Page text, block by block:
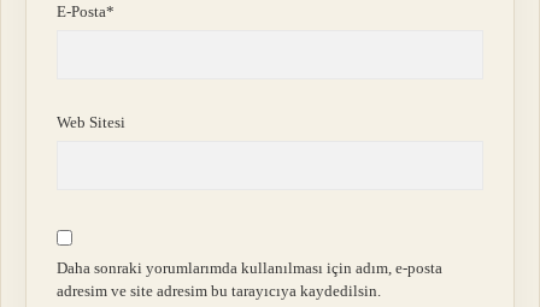
E-Posta*
Web Sitesi
Daha sonraki yorumlarımda kullanılması için adım, e-posta
adresim ve site adresim bu tarayıcıya kaydedilsin.